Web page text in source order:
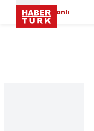
Canlı